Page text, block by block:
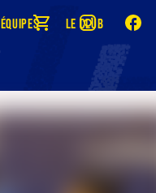
Équipes Le club